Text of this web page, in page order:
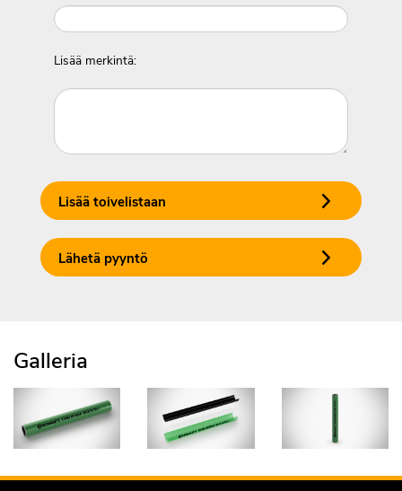
Lisää merkintä:
Lisää toivelistaan
Lähetä pyyntö
Galleria